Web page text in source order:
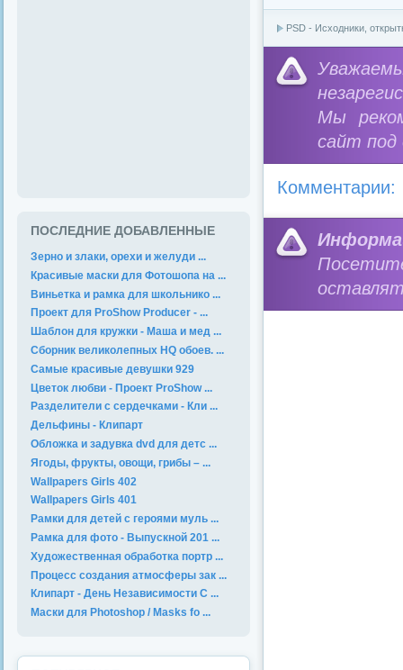
PSD - Исходники,
Мы
сайт под
Комментарии:
ПОСЛЕДНИЕ ДОБАВЛЕННЫЕ
Зерно и злаки, орехи и желуди ...
Красивые маски для Фотошопа на ...
Виньетка и рамка для школьнико ...
Проект для ProShow Producer - ...
Шаблон для кружки - Маша и мед ...
Сборник великолепных HQ обоев. ...
Самые красивые девушки 929
Цветок любви - Проект ProShow ...
Разделители с сердечками - Кли ...
Дельфины - Клипарт
Обложка и задувка dvd для детс ...
Ягоды, фрукты, овощи, грибы – ...
Wallpapers Girls 402
Wallpapers Girls 401
Рамки для детей с героями муль ...
Рамка для фото - Выпускной 201 ...
Художественная обработка портр ...
Процесс создания атмосферы зак ...
Клипарт - День Независимости С ...
Маски для Photoshop / Masks fo ...